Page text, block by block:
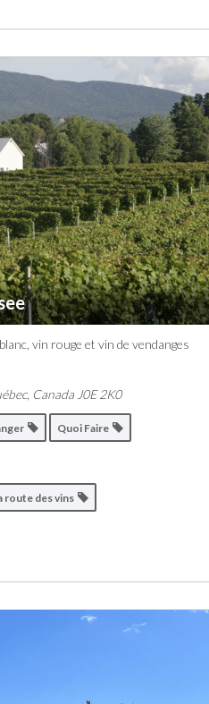
vin rouge et vin de vendanges
Canada J0E 2K0
Quoi Faire
route des vins